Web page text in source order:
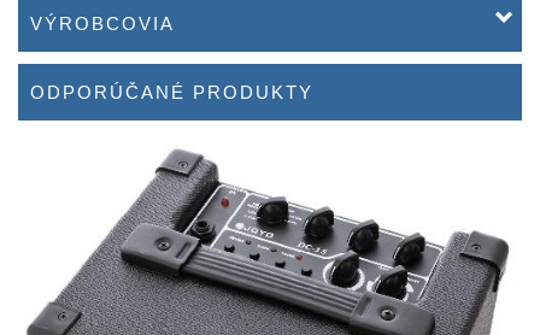
VÝROBCOVIA
ODPORÚČANÉ PRODUKTY